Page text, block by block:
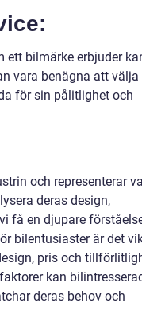
ett bilmärke erbjuder
vara benägna att välja
för sin pålitlighet och
och representerar
deras design,
få en djupare
bilentusiaster är det
pris och
kan
deras behov och